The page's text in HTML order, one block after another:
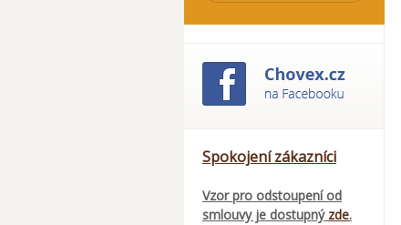
Spokojení zákazníci
Vzor pro odstoupení od
smlouvy je dostupný zde.